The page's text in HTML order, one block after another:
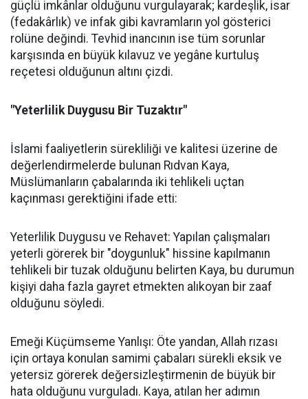
güçlü imkânlar olduğunu vurgulayarak; kardeşlik, isar
(fedakârlık) ve infak gibi kavramların yol gösterici
rolüne değindi. Tevhid inancının ise tüm sorunlar
karşısında en büyük kılavuz ve yegâne kurtuluş
reçetesi olduğunun altını çizdi.
"Yeterlilik Duygusu Bir Tuzaktır"
İslami faaliyetlerin sürekliliği ve kalitesi üzerine de
değerlendirmelerde bulunan Rıdvan Kaya,
Müslümanların çabalarında iki tehlikeli uçtan
kaçınması gerektiğini ifade etti:
Yeterlilik Duygusu ve Rehavet: Yapılan çalışmaları
yeterli görerek bir "doygunluk" hissine kapılmanın
tehlikeli bir tuzak olduğunu belirten Kaya, bu durumun
kişiyi daha fazla gayret etmekten alıkoyan bir zaaf
olduğunu söyledi.
Emeği Küçümseme Yanlışı: Öte yandan, Allah rızası
için ortaya konulan samimi çabaları sürekli eksik ve
yetersiz görerek değersizleştirmenin de büyük bir
hata olduğunu vurguladı. Kaya, atılan her adımın